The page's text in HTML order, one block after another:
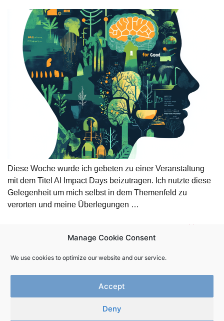
Manage Cookie Consent
We use cookies to optimize our website and our service.
Accept
Deny
Diese Woche wurde ich gebeten zu einer Veranstaltung
mit dem Titel AI Impact Days beizutragen. Ich nutzte diese
Gelegenheit um mich selbst in dem Themenfeld zu
verorten und meine Überlegungen …
Next
Impressum